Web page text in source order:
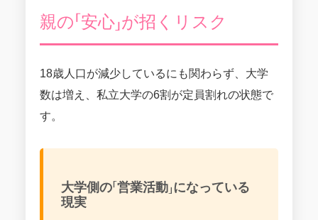
親の「安心」が招くリスク
18歳人口が減少しているにも関わらず、大学
数は増え、私立大学の6割が定員割れの状態で
す。
大学側の「営業活動」になっている
現実